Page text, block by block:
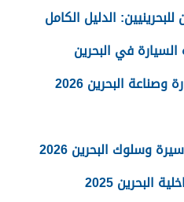
الدليل الكامل
في البحرين
البحرين 2026
البحرين 2026
2025